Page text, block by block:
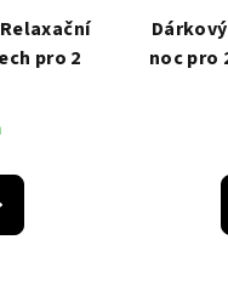
pro 2
noc pro